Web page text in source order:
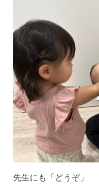
先生にも「どうぞ」